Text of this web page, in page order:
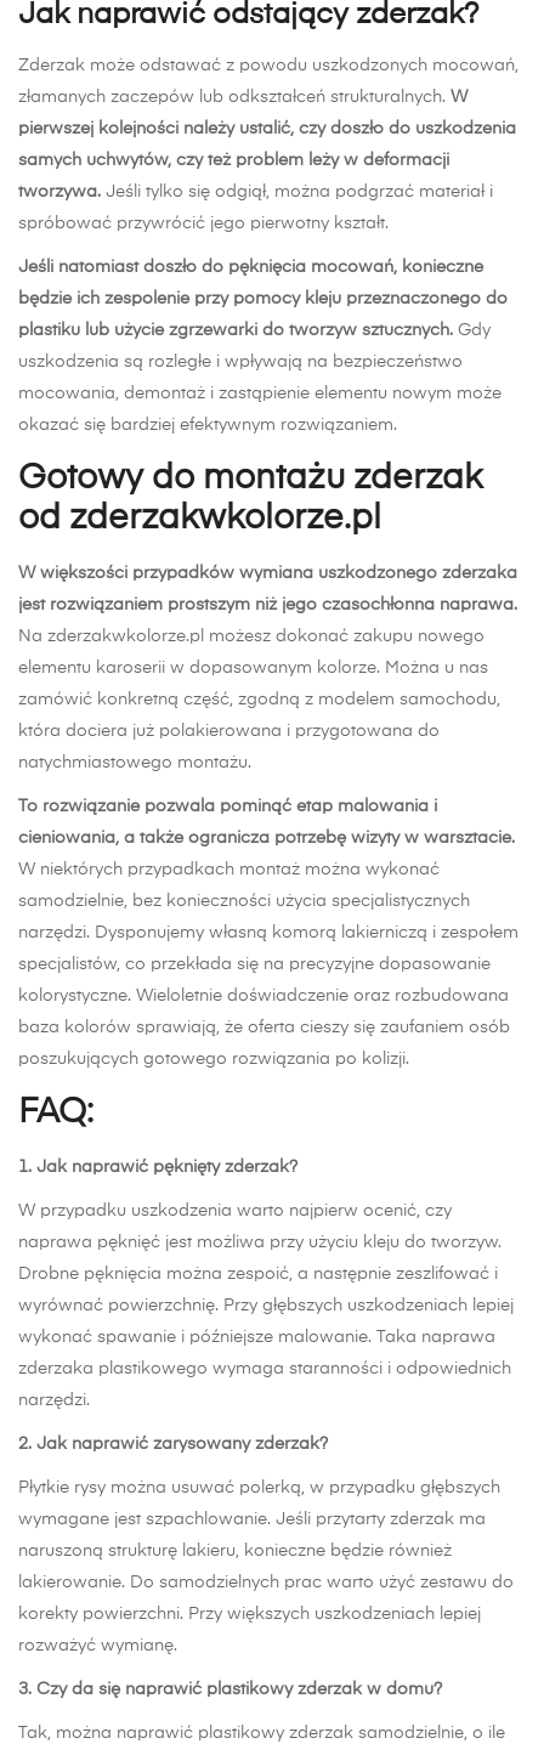
Jak naprawić odstający zderzak?
Zderzak może odstawać z powodu uszkodzonych mocowań,
złamanych zaczepów lub odkształceń strukturalnych. W
pierwszej kolejności należy ustalić, czy doszło do uszkodzenia
samych uchwytów, czy też problem leży w deformacji
tworzywa. Jeśli tylko się odgiął, można podgrzać materiał i
spróbować przywrócić jego pierwotny kształt.
Jeśli natomiast doszło do pęknięcia mocowań, konieczne
będzie ich zespolenie przy pomocy kleju przeznaczonego do
plastiku lub użycie zgrzewarki do tworzyw sztucznych. Gdy
uszkodzenia są rozległe i wpływają na bezpieczeństwo
mocowania, demontaż i zastąpienie elementu nowym może
okazać się bardziej efektywnym rozwiązaniem.
Gotowy do montażu zderzak
od zderzakwkolorze.pl
W większości przypadków wymiana uszkodzonego zderzaka
jest rozwiązaniem prostszym niż jego czasochłonna naprawa.
Na zderzakwkolorze.pl możesz dokonać zakupu nowego
elementu karoserii w dopasowanym kolorze. Można u nas
zamówić konkretną część, zgodną z modelem samochodu,
która dociera już polakierowana i przygotowana do
natychmiastowego montażu.
To rozwiązanie pozwala pominąć etap malowania i
cieniowania, a także ogranicza potrzebę wizyty w warsztacie.
W niektórych przypadkach montaż można wykonać
samodzielnie, bez konieczności użycia specjalistycznych
narzędzi. Dysponujemy własną komorą lakierniczą i zespołem
specjalistów, co przekłada się na precyzyjne dopasowanie
kolorystyczne. Wieloletnie doświadczenie oraz rozbudowana
baza kolorów sprawiają, że oferta cieszy się zaufaniem osób
poszukujących gotowego rozwiązania po kolizji.
FAQ:
1. Jak naprawić pęknięty zderzak?
W przypadku uszkodzenia warto najpierw ocenić, czy
naprawa pęknięć jest możliwa przy użyciu kleju do tworzyw.
Drobne pęknięcia można zespoić, a następnie zeszlifować i
wyrównać powierzchnię. Przy głębszych uszkodzeniach lepiej
wykonać spawanie i późniejsze malowanie. Taka naprawa
zderzaka plastikowego wymaga staranności i odpowiednich
narzędzi.
2. Jak naprawić zarysowany zderzak?
Płytkie rysy można usuwać polerką, w przypadku głębszych
wymagane jest szpachlowanie. Jeśli przytarty zderzak ma
naruszoną strukturę lakieru, konieczne będzie również
lakierowanie. Do samodzielnych prac warto użyć zestawu do
korekty powierzchni. Przy większych uszkodzeniach lepiej
rozważyć wymianę.
3. Czy da się naprawić plastikowy zderzak w domu?
Tak, można naprawić plastikowy zderzak samodzielnie, o ile